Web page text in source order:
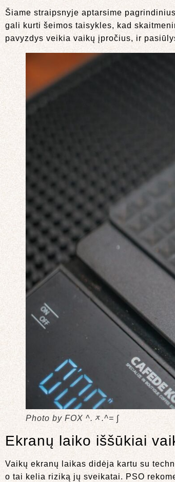
Šiame straipsnyje aptarsime
gali kurti šeimos taisykles, kad
pavyzdys veikia vaikų įpročius, ir
Photo by FOX ^.ᆽ.^= ∫
Ekranų laiko iššūkiai
Vaikų ekranų laikas didėja kartu su
o tai kelia riziką jų sveikatai. PSO